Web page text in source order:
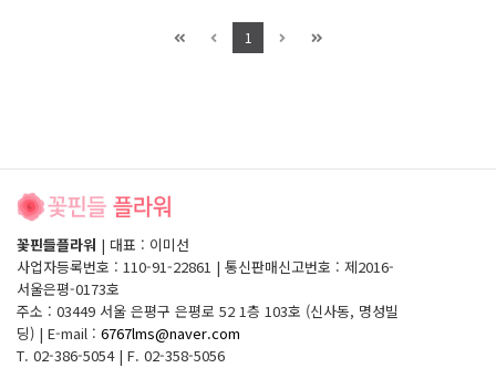
1
꽃핀들플라워 | 대표 : 이미선
사업자등록번호 : 110-91-22861 | 통신판매신고번호 : 제2016-
서울은평-0173호
주소 : 03449 서울 은평구 은평로 52 1층 103호 (신사동, 명성빌
딩) | E-mail : 6767lms@naver.com
T. 02-386-5054 | F. 02-358-5056